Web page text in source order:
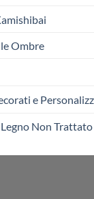
Ombre
e
Non Trattato